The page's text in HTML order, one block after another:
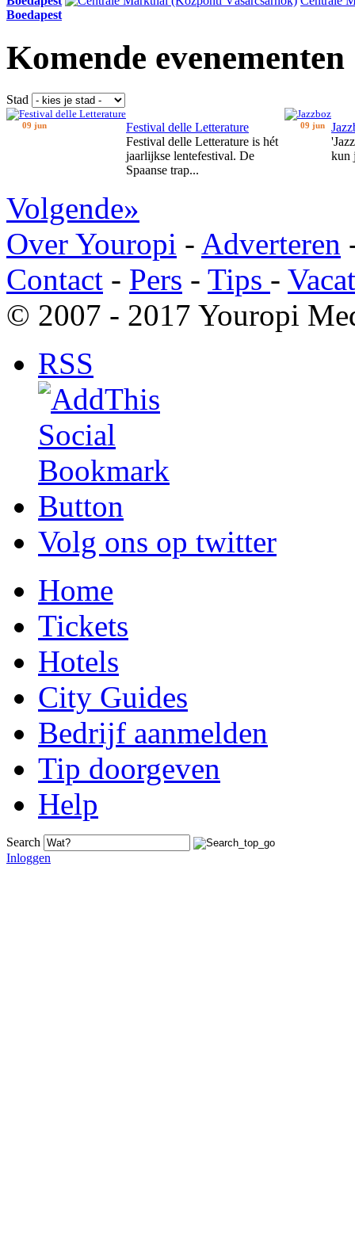
Boedapest
Komende evenementen
Stad
09 jun
Festival delle Letterature
Festival delle Letterature is hét
jaarlijkse lentefestival. De
Spaanse trap...
09 jun
kun
Volgende»
Over Youropi - Adverteren
Contact - Pers - Tips -
© 2007 - 2017 Youropi
RSS
Volg ons op twitter
Home
Tickets
Hotels
City Guides
Bedrijf aanmelden
Tip doorgeven
Help
Search
Inloggen